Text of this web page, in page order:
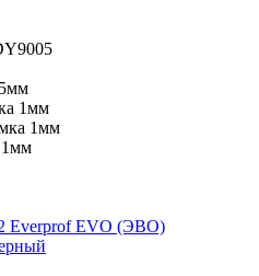
1мм
1мм
1мм
Everprof EVO (ЭВО)